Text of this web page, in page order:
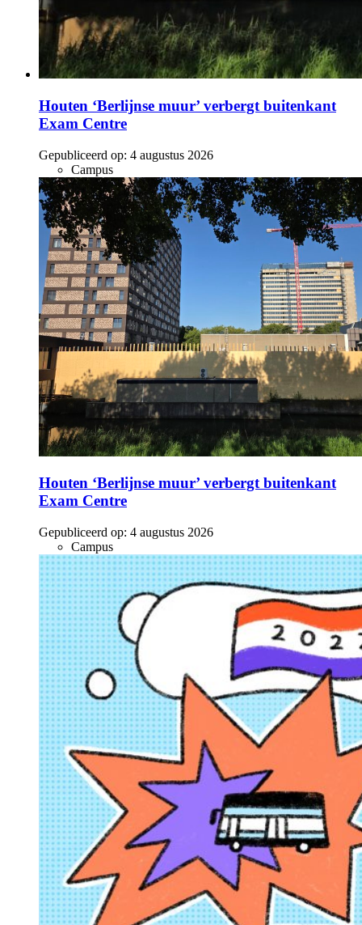
Houten ‘Berlijnse muur’ verbergt buitenkant
Exam Centre
Gepubliceerd op: 4 augustus 2026
Campus
Houten ‘Berlijnse muur’ verbergt buitenkant
Exam Centre
Gepubliceerd op: 4 augustus 2026
Campus